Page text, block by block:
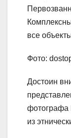
все
Фото:
Достоин
фотографа
из